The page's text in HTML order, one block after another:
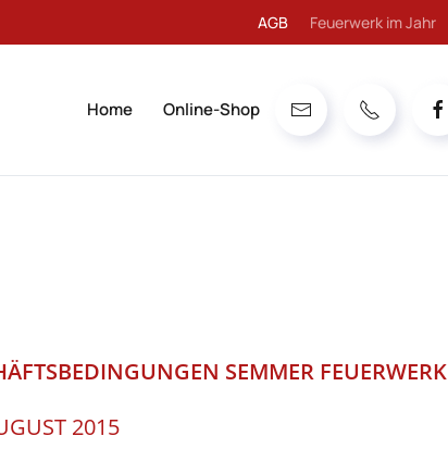
AGB Feuerwerk im Jahr
Home Online-Shop
SEMMER FEUERWERK
2015